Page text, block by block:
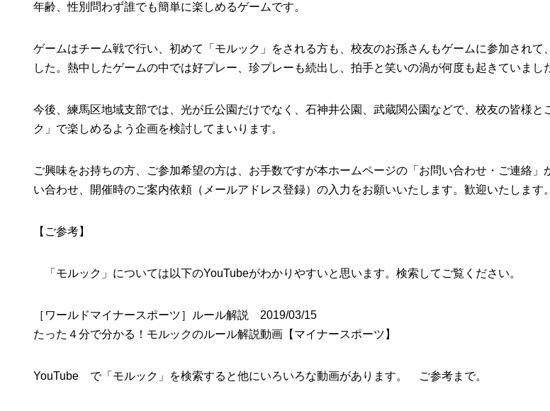
年齢、性別問わず誰でも簡単に楽しめるゲームです。
ゲームはチーム戦で行い、初めて「モルック」をされる方も、校友のお孫さんもゲームに参加されて
した。熱中したゲームの中では好プレー、珍プレーも続出し、拍手と笑いの渦が何度も起きていまし
今後、練馬区地域支部では、光が丘公園だけでなく、石神井公園、武蔵関公園などで、校友の皆様と
ク」で楽しめるよう企画を検討してまいります。
ご興味をお持ちの方、ご参加希望の方は、お手数ですが本ホームページの「お問い合わせ・ご連絡」
い合わせ、開催時のご案内依頼（メールアドレス登録）の入力をお願いいたします。歓迎いたします。
【ご参考】
「モルック」については以下のYouTubeがわかりやすいと思います。検索してご覧ください。
［ワールドマイナースポーツ］ルール解説 2019/03/15
たった４分で分かる！モルックのルール解説動画【マイナースポーツ】
YouTube で「モルック」を検索すると他にいろいろな動画があります。 ご参考まで。